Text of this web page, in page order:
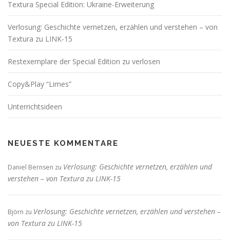
Textura Special Edition: Ukraine-Erweiterung
Verlosung: Geschichte vernetzen, erzählen und verstehen – von
Textura zu LINK-15
Restexemplare der Special Edition zu verlosen
Copy&Play “Limes”
Unterrichtsideen
NEUESTE KOMMENTARE
Daniel Bernsen zu Verlosung: Geschichte vernetzen, erzählen und
verstehen – von Textura zu LINK-15
Björn zu Verlosung: Geschichte vernetzen, erzählen und verstehen –
von Textura zu LINK-15